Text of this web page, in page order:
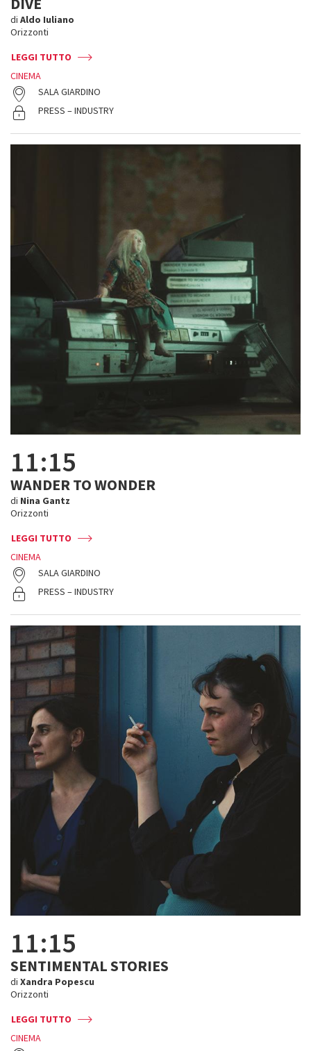
di Aldo Iuliano
Orizzonti
LEGGI TUTTO
CINEMA
SALA GIARDINO
PRESS – INDUSTRY
11:15
WANDER TO WONDER
di Nina Gantz
Orizzonti
LEGGI TUTTO
CINEMA
SALA GIARDINO
PRESS – INDUSTRY
11:15
SENTIMENTAL STORIES
di Xandra Popescu
Orizzonti
LEGGI TUTTO
CINEMA